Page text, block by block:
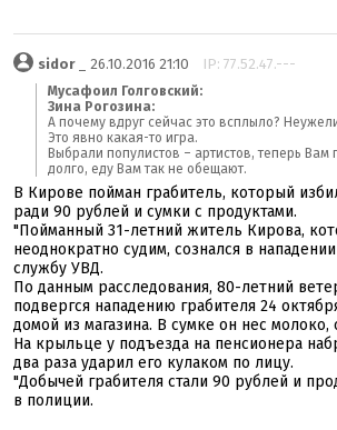
sidor_ 26.10.2016 21:10 IP: 77.52.47.---
Мусафоил Голговский:
Зина Рогозина:
А почему вдруг сейчас это всплыло?
Это явно какая-то игра.
Выбрали популистов – артистов, теперь
долго, еду Вам так не обещают.
В Кирове пойман грабитель, который
ради 90 рублей и сумки с продуктами.
"Пойманный 31-летний житель Кирова,
неоднократно судим, сознался в
службу УВД.
По данным расследования, 80-летний
подвергся нападению грабителя 24
домой из магазина. В сумке он нес
На крыльце у подъезда на пенсионера
два раза ударил его кулаком по лицу.
"Добычей грабителя стали 90 рублей и
в полиции.